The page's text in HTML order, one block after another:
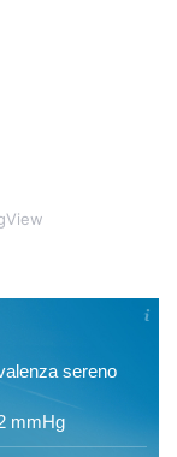
sereno
mmHg